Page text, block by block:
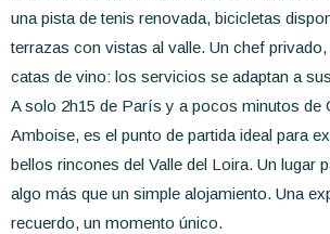
una pista de tenis renovada, bicicletas
terrazas con vistas al valle. Un chef
catas de vino: los servicios se adaptan a
A solo 2h15 de París y a pocos minutos de
Amboise, es el punto de partida ideal para
bellos rincones del Valle del Loira. Un lugar
algo más que un simple alojamiento. Una
recuerdo, un momento único.